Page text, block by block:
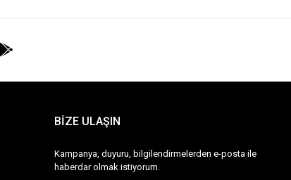
BİZE ULAŞIN
Kampanya, duyuru, bilgilendirmelerden e-posta ile
haberdar olmak istiyorum.